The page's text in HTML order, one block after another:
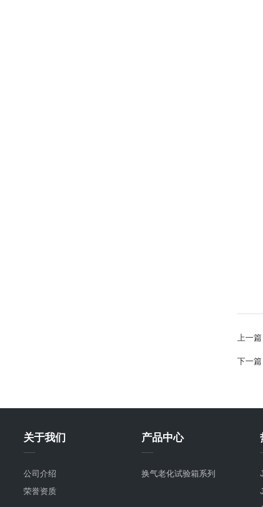
上一
下一
关于我们
公司介绍
荣誉资质
产品中心
换气老化试验箱系列